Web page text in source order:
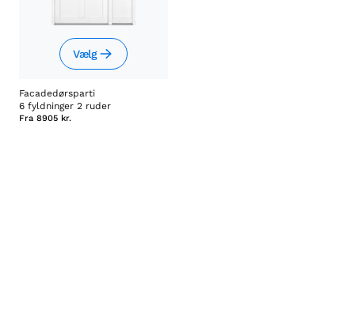
Vælg
Facadedørsparti
6 fyldninger 2 ruder
Fra 8905 kr.